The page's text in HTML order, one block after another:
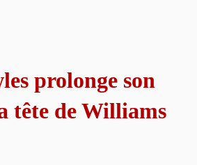
prolonge son
tête de Williams